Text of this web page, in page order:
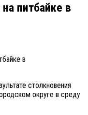
питбайке в
столкновения
округе в среду